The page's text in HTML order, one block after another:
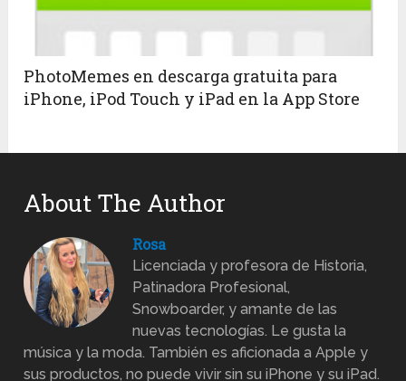
PhotoMemes en descarga gratuita para
iPhone, iPod Touch y iPad en la App Store
About The Author
Rosa
Licenciada y profesora de Historia,
Patinadora Profesional,
Snowboarder, y amante de las
nuevas tecnologías. Le gusta la
música y la moda. También es aficionada a Apple y
sus productos, no puede vivir sin su iPhone y su iPad.